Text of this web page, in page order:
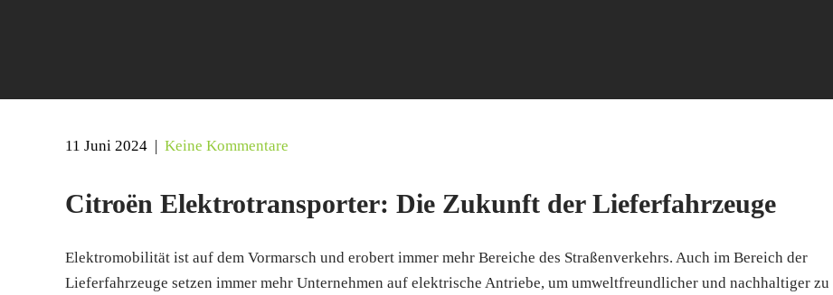
11 Juni 2024 | Keine Kommentare
Citroën Elektrotransporter: Die Zukunft der Lieferfahrzeuge
Elektromobilität ist auf dem Vormarsch und erobert immer mehr Bereiche des Straßenverkehrs. Auch im Bereich der
Lieferfahrzeuge setzen immer mehr Unternehmen auf elektrische Antriebe, um umweltfreundlicher und nachhaltiger zu